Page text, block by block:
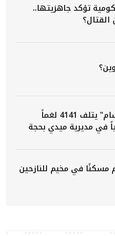
تؤكد جاهزيتها..
مشروع "مسام" يتلف 4141 لغماً
في مديرية ميدي بحجة
مسكنًا في مخيم للنازحين